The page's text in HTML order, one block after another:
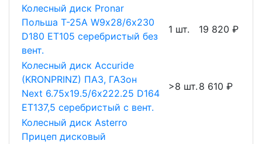
Колесный диск Pronar
Польша Т-25А W9х28/6х230
D180 ET105 серебристый без
вент.
1 шт. 19 820 ₽
Колесный диск Accuride
(KRONPRINZ) ПАЗ, ГАЗон
Next 6.75х19.5/6х222.25 D164
ET137,5 серебристый с вент.
>8 шт. 8 610 ₽
Колесный диск Asterro
Прицеп дисковый